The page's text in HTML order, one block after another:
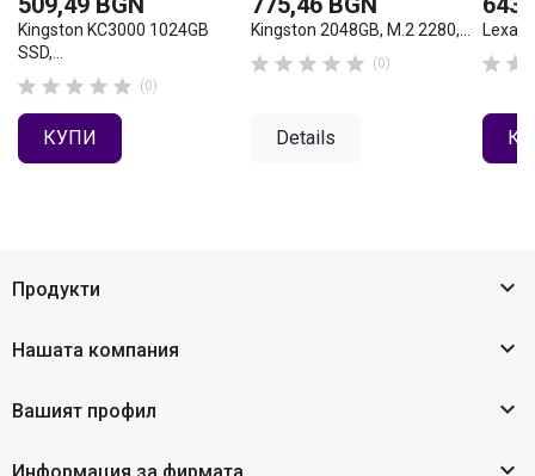
Kingston KC3000 1024GB
SSD,...
     (0)
КУПИ
Kingston 2048GB, M.2 2280,...
     (0)
Details
Lexar
 
Продукти 
Нашата компания 
Вашият профил 
